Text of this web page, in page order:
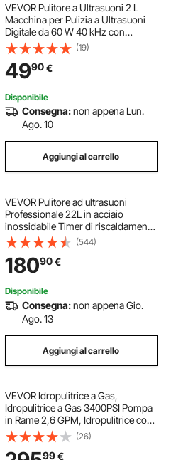
VEVOR Pulitore a Ultrasuoni 2 L
Macchina per Pulizia a Ultrasuoni
Digitale da 60 W 40 kHz con
Modalità Delicata e Degasaggio
Migliorato, con Riscaldatore per
Gioielli, Occhiali, Utensili,
Contenitori
(19)
4990€
Disponibile
Consegna:non appena Lun.
Ago. 10
Aggiungi al carrello
VEVOR Pulitore ad ultrasuoni
Professionale 22L in acciaio
inossidabile Timer di riscaldamento
digitale Pulizia di gioielli per uso
domestico personale commerciale
(544)
18090€
Disponibile
Consegna:non appena Gio.
Ago. 13
Aggiungi al carrello
VEVOR Idropulitrice a Gas,
Idropulitrice a Gas 3400PSI Pompa
in Rame 2,6 GPM, Idropulitrice con
Pistola a Spruzzo Bacchetta di
Estensione 5 Ugelli, Pulitrice
Portatile Accessori con Valigetta
(26)
99€